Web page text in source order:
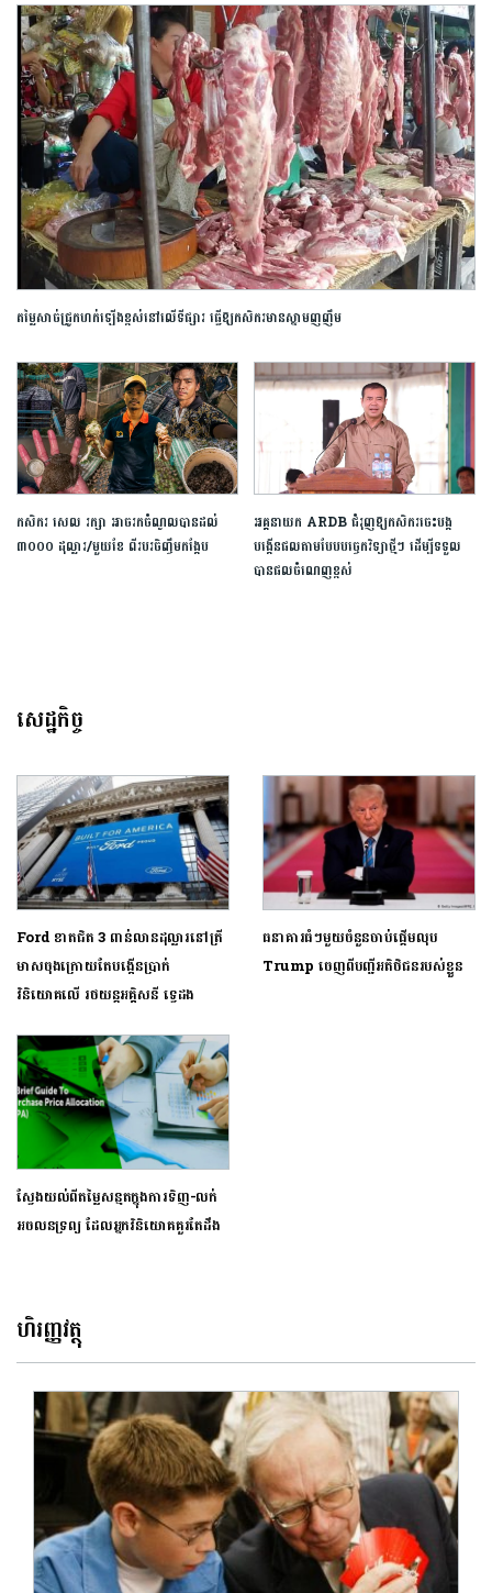
តម្លៃ​សាច់​ជ្រូក​ហក់​ឡើង​ខ្ពស់​នៅលើ​ទីផ្សារ​ ធ្វើឱ្យ​កសិករ​មាន​ស្នាមញញឹម​
កសិករ ​សេល ​រក្សា​ ​អាច​រក​ចំណូល​បាន​ដល់​ ​
៣០០០​ ​ដុល្លារ​/​មួយ​ខែ ​ពីរបរ​ចិញ្ចឹម​កង្កែប
អគ្គនាយក ARDB ជំរុញឱ្យកសិករចេះបង្ក
បង្កើនផលតាមបែបបច្ចេកវិទ្យាថ្មីៗ ដើម្បីទទួល
បានផលចំណេញខ្ពស់
សេដ្ឋកិច្ច
Ford ខាតជិត 3 ពាន់លានដុល្លារនៅត្រី
មាសចុងក្រោយតែបង្កើនប្រាក់
វិនិយោគលើ រថយន្តអគ្គិសនី ទ្វេដង
ធនាគារធំៗមួយចំនួនចាប់ផ្តើមលុប
Trump ចេញពីបញ្ជីអតិថិជនរបស់ខ្លួន
ស្វែងយល់​ពីតម្លៃសន្មត​ក្នុង​ការទិញ-លក់
អចលនទ្រព្យ​​ ដែល​អ្នកវិនិយោគគួ​រតែដឹង​
ហិរញ្ញវត្ថុ